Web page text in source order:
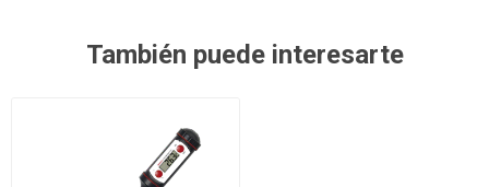
También puede interesarte